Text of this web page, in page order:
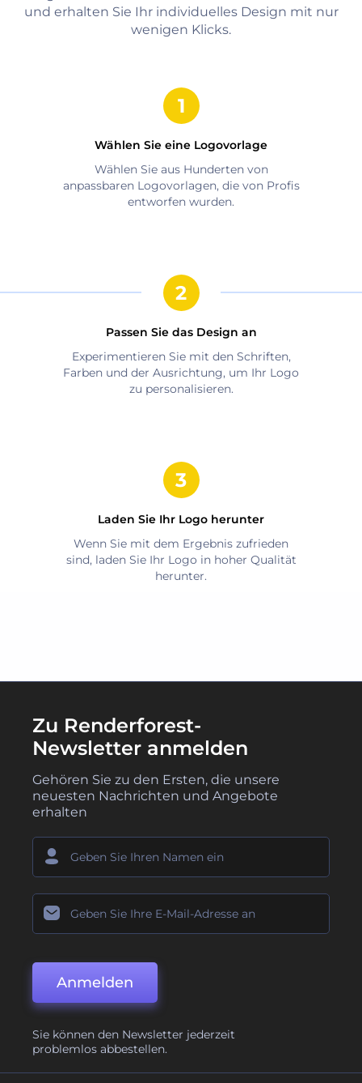
und erhalten Sie Ihr individuelles Design mit nur
wenigen Klicks.
Wählen Sie eine Logovorlage
Wählen Sie aus Hunderten von
anpassbaren Logovorlagen, die von Profis
entworfen wurden.
Passen Sie das Design an
Experimentieren Sie mit den Schriften,
Farben und der Ausrichtung, um Ihr Logo
zu personalisieren.
Laden Sie Ihr Logo herunter
Wenn Sie mit dem Ergebnis zufrieden
sind, laden Sie Ihr Logo in hoher Qualität
herunter.
Zu Renderforest-
Newsletter anmelden
Gehören Sie zu den Ersten, die unsere
neuesten Nachrichten und Angebote
erhalten
Anmelden
Sie können den Newsletter jederzeit
problemlos abbestellen.